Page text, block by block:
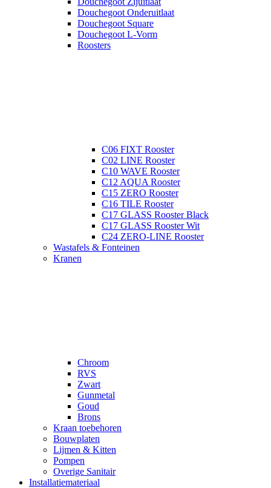
Douchegoot Onderuitlaat
Douchegoot Square
Douchegoot L-Vorm
Roosters
C06 FIXT Rooster
C02 LINE Rooster
C10 WAVE Rooster
C12 AQUA Rooster
C15 ZERO Rooster
C16 TILE Rooster
C17 GLASS Rooster Black
C17 GLASS Rooster Wit
C24 ZERO-LINE Rooster
Wastafels & Fonteinen
Kranen
Chroom
RVS
Zwart
Gunmetal
Goud
Brons
Kraan toebehoren
Bouwplaten
Lijmen & Kitten
Pompen
Overige Sanitair
Installatiemateriaal